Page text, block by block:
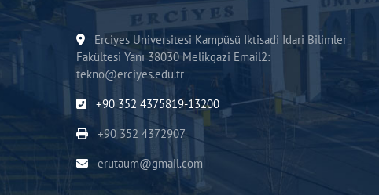
Erciyes Üniversitesi Kampüsü İktisadi İdari Bilimler
Fakültesi Yanı 38030 Melikgazi Email2:
tekno@erciyes.edu.tr
+90 352 4375819-13200
+90 352 4372907
erutaum@gmail.com